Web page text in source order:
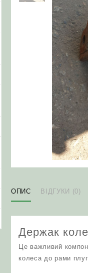
ОПИС ВІДГУКИ (0)
Держак
Це важливий
колеса до рами